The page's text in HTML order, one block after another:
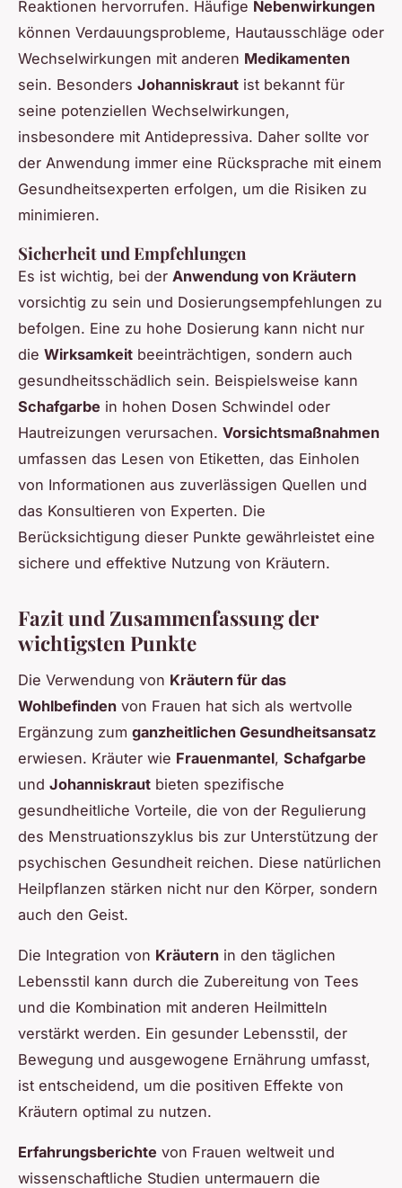
Reaktionen hervorrufen. Häufige Nebenwirkungen
können Verdauungsprobleme, Hautausschläge oder
Wechselwirkungen mit anderen Medikamenten
sein. Besonders Johanniskraut ist bekannt für
seine potenziellen Wechselwirkungen,
insbesondere mit Antidepressiva. Daher sollte vor
der Anwendung immer eine Rücksprache mit einem
Gesundheitsexperten erfolgen, um die Risiken zu
minimieren.
Sicherheit und Empfehlungen
Es ist wichtig, bei der Anwendung von Kräutern
vorsichtig zu sein und Dosierungsempfehlungen zu
befolgen. Eine zu hohe Dosierung kann nicht nur
die Wirksamkeit beeinträchtigen, sondern auch
gesundheitsschädlich sein. Beispielsweise kann
Schafgarbe in hohen Dosen Schwindel oder
Hautreizungen verursachen. Vorsichtsmaßnahmen
umfassen das Lesen von Etiketten, das Einholen
von Informationen aus zuverlässigen Quellen und
das Konsultieren von Experten. Die
Berücksichtigung dieser Punkte gewährleistet eine
sichere und effektive Nutzung von Kräutern.
Fazit und Zusammenfassung der
wichtigsten Punkte
Die Verwendung von Kräutern für das
Wohlbefinden von Frauen hat sich als wertvolle
Ergänzung zum ganzheitlichen Gesundheitsansatz
erwiesen. Kräuter wie Frauenmantel, Schafgarbe
und Johanniskraut bieten spezifische
gesundheitliche Vorteile, die von der Regulierung
des Menstruationszyklus bis zur Unterstützung der
psychischen Gesundheit reichen. Diese natürlichen
Heilpflanzen stärken nicht nur den Körper, sondern
auch den Geist.
Die Integration von Kräutern in den täglichen
Lebensstil kann durch die Zubereitung von Tees
und die Kombination mit anderen Heilmitteln
verstärkt werden. Ein gesunder Lebensstil, der
Bewegung und ausgewogene Ernährung umfasst,
ist entscheidend, um die positiven Effekte von
Kräutern optimal zu nutzen.
Erfahrungsberichte von Frauen weltweit und
wissenschaftliche Studien untermauern die